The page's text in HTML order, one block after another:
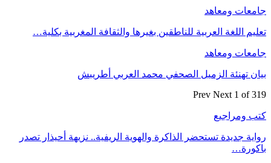
جامعات ومعاهد
تعليم اللغة العربية للناطقين بغيرها والثقافة المغربية بكلية…
جامعات ومعاهد
بيان تهنئة الزميل الصحفي محمد العربي أطريبش
Prev Next 1 of 319
كتب ومراجيع
رواية جديدة تستحضر الذاكرة والهوية الريفية.. نزيهة أحيذار تصدر
باكورة…